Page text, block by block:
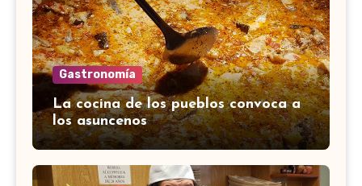
Gastronomía
La cocina de los pueblos convoca a
los asuncenos